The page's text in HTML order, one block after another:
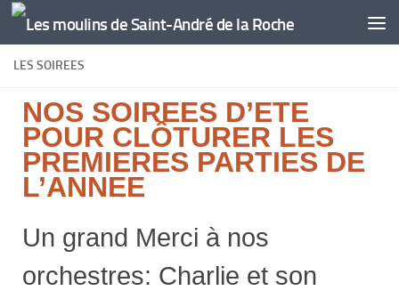
Skip to content
LES SOIREES
NOS SOIREES D’ETE
POUR CLÔTURER LES
PREMIERES PARTIES DE
L’ANNEE
Un grand Merci à nos
orchestres: Charlie et son